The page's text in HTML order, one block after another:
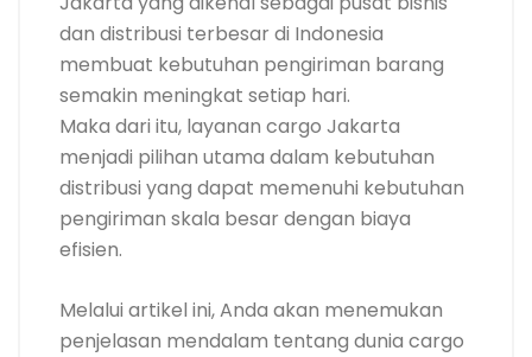
dan distribusi terbesar di Indonesia
membuat kebutuhan pengiriman barang
semakin meningkat setiap hari.
Maka dari itu, layanan cargo Jakarta
menjadi pilihan utama dalam kebutuhan
distribusi yang dapat memenuhi kebutuhan
pengiriman skala besar dengan biaya
efisien.
Melalui artikel ini, Anda akan menemukan
penjelasan mendalam tentang dunia cargo